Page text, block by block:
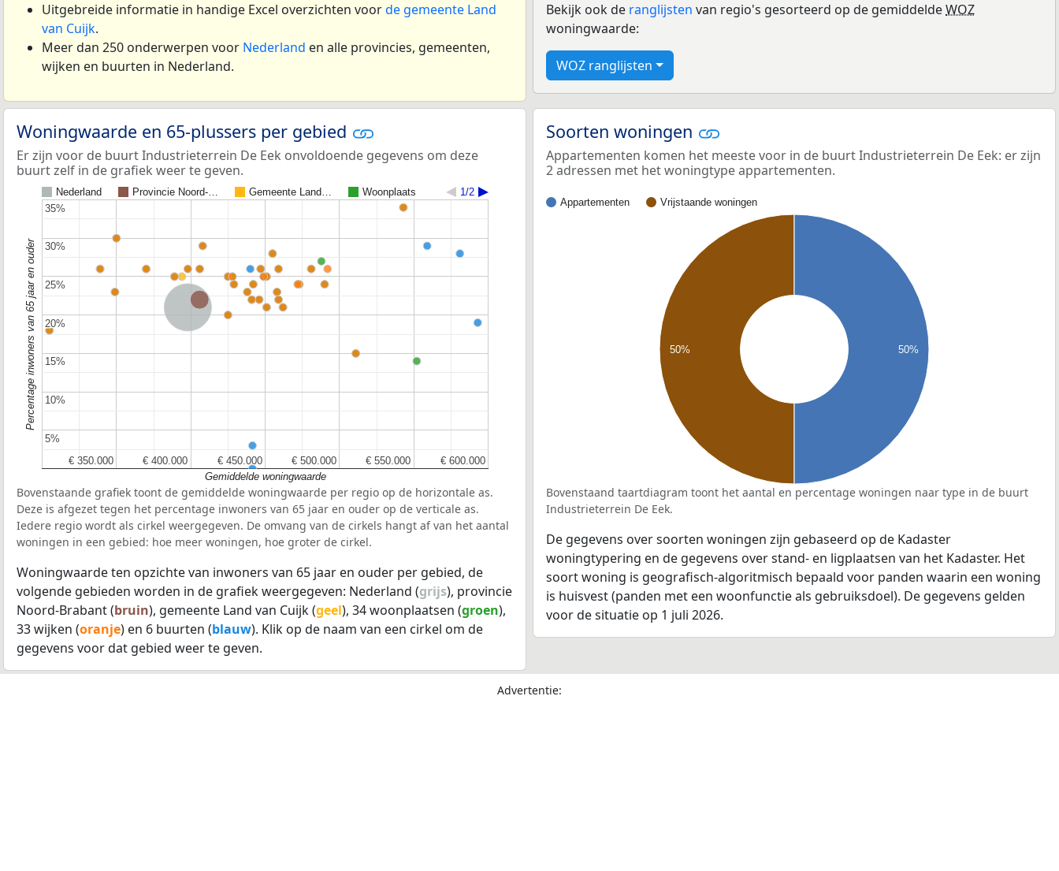
Uitgebreide informatie in handige Excel overzichten voorde gemeente Land
van Cuijk.
Meer dan 250 onderwerpen voor Nederland en alle provincies, gemeenten,
wijken en buurten in Nederland.
Bekijk ook de ranglijsten van regio's gesorteerd op de gemiddeldeWOZ
woningwaarde:
WOZ ranglijsten
Woningwaarde en 65-plussers per gebied
Er zijn voor de buurt Industrieterrein De Eek onvoldoende gegevens om deze
buurt zelf in de grafiek weer te geven.
Nederland Provincie Noord-… Gemeente Land… Woonplaats 1/2
Nederland
Provincie Noord-Brabant
€ 350.000
€ 350.000 € 400.000
€ 400.000 € 450.000
€ 450.000 € 500.000
€ 500.000 € 550.000
€ 550.000 € 600.000
€ 600.000
5%
5%
10%
10%
15%
15%
20%
20%
25%
25%
30%
30%
35%
35%
Gemiddelde woningwaarde
Percentage inwoners van 65 jaar en ouder
Bovenstaande grafiek toont de gemiddelde woningwaarde per regio op de horizontale as.
Deze is afgezet tegen het percentage inwoners van 65 jaar en ouder op de verticale as.
Iedere regio wordt als cirkel weergegeven. De omvang van de cirkels hangt af van het aantal
woningen in een gebied: hoe meer woningen, hoe groter de cirkel.
Woningwaarde ten opzichte van inwoners van 65 jaar en ouder per gebied, de
volgende gebieden worden in de grafiek weergegeven: Nederland (grijs), provincie
Noord-Brabant (bruin), gemeente Land van Cuijk (geel), 34 woonplaatsen (groen),
33 wijken (oranje) en 6 buurten (blauw). Klik op de naam van een cirkel om de
gegevens voor dat gebied weer te geven.
Soorten woningen
Appartementen komen het meeste voor in de buurt Industrieterrein De Eek: er zijn
2 adressen met het woningtype appartementen.
Appartementen Vrijstaande woningen
50% 50%
Bovenstaand taartdiagram toont het aantal en percentage woningen naar type in de buurt
Industrieterrein De Eek.
De gegevens over soorten woningen zijn gebaseerd op de Kadaster
woningtypering en de gegevens over stand- en ligplaatsen van het Kadaster. Het
soort woning is geografisch-algoritmisch bepaald voor panden waarin een woning
is huisvest (panden met een woonfunctie als gebruiksdoel). De gegevens gelden
voor de situatie op 1 juli 2026.
Advertentie: